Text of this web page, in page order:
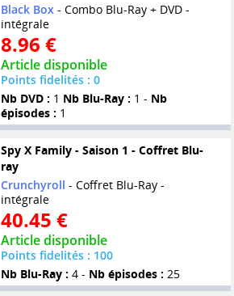
Black Box- Combo Blu-Ray + DVD -
intégrale
8.96 €
Article disponible
Points fidelités : 0
Nb DVD : 1 Nb Blu-Ray : 1 - Nb
épisodes : 1
Spy X Family - Saison 1 - Coffret Blu-
ray
Crunchyroll - Coffret Blu-Ray -
intégrale
40.45 €
Article disponible
Points fidelités : 100
Nb Blu-Ray : 4 - Nb épisodes : 25